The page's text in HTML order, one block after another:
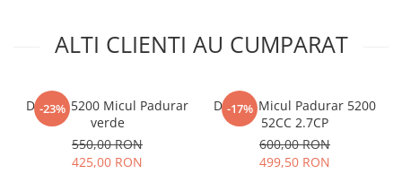
Consumabile motofierastrau
drujba
Demarouri drujba
ALTI CLIENTI AU CUMPARAT
-23%
Drujba 5200 Micul Padurar
verde
550,00 RON
425,00 RON
-17%
Drujba Micul Padurar 5200
52CC 2.7CP
600,00 RON
499,50 RON